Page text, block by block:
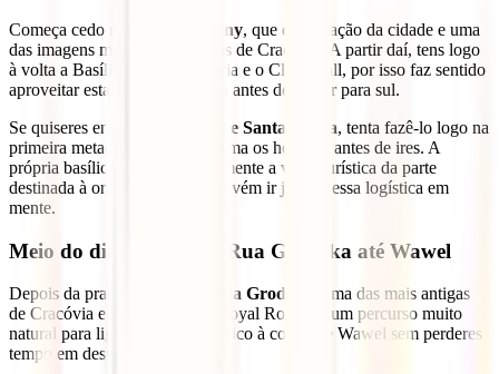
Começa cedo na Rynek Główny, que é o coração da cidade e uma
das imagens mais reconhecíveis de Cracóvia. A partir daí, tens logo
à volta a Basílica de Santa Maria e o Cloth Hall, por isso faz sentido
aproveitar esta zona com calma antes de seguir para sul.
Se quiseres entrar na
Basílica de Santa Maria, tenta fazê-lo logo na
primeira metade do dia e confirma os horários antes de ires. A
própria basílica distingue claramente a visita turística da parte
destinada à oração, por isso convém ir já com essa logística em
mente.
Meio do dia: desce pela Rua Grodzka até Wawel
Depois da praça, segue pela Rua Grodzka
, uma das mais antigas
de Cracóvia e parte da antiga Royal Route. É um percurso muito
natural para ligar o centro histórico à colina de Wawel sem perderes
tempo em desvios.